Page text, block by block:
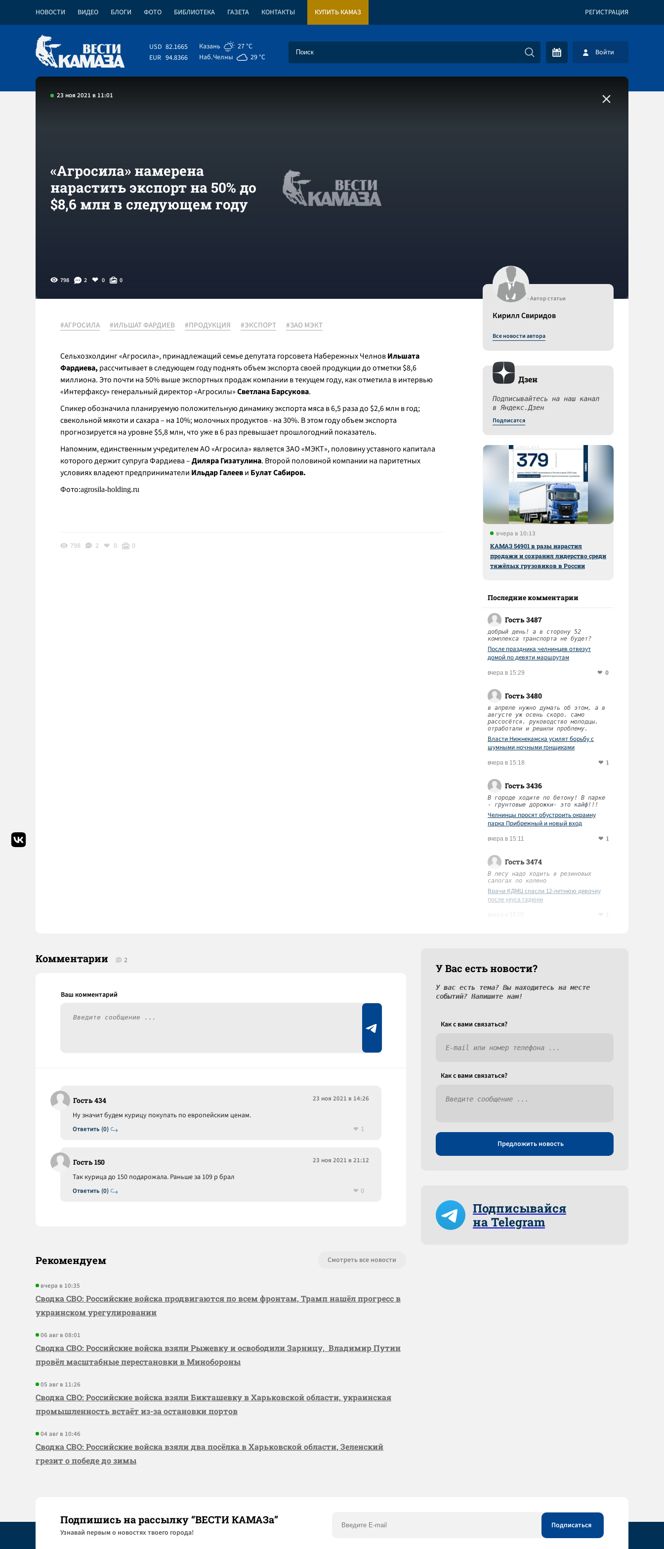
НОВОСТИ ВИДЕО БЛОГИ ФОТО БИБЛИОТЕКА ГАЗЕТА КОНТАКТЫ КУПИТЬ КАМАЗ РЕГИСТРАЦИЯ
USD 82.1665
EUR 94.8366
Казань
27 °C
Наб.Челны
29 °C Войти
23 ноя 2021 в 11:01
«Агросила» намерена
нарастить экспорт на 50% до
$8,6 млн в следующем году
798 2 0 0
#АГРОСИЛА #ИЛЬШАТ ФАРДИЕВ #ПРОДУКЦИЯ #ЭКСПОРТ #ЗАО МЭКТ
Сельхозхолдинг «Агросила», принадлежащий семье депутата горсовета Набережных ЧелновИльшата
Фардиева, рассчитывает в следующем году поднять объем экспорта своей продукции до отметки $8,6
миллиона. Это почти на 50% выше экспортных продаж компании в текущем году, как отметила в интервью
«Интерфаксу» генеральный директор «Агросилы»Светлана Барсукова.
Спикер обозначила планируемую положительную динамику экспорта мяса в 6,5 раза до $2,6 млн в год;
свекольной мякоти и сахара – на 10%; молочных продуктов - на 30%. В этом году объем экспорта
прогнозируется на уровне $5,8 млн, что уже в 6 раз превышает прошлогодний показатель.
Напомним, единственным учредителем АО «Агросила» является ЗАО «МЭКТ», половину уставного капитала
которого держит супруга Фардиева –Диляра Гизатулина. Второй половиной компании на паритетных
условиях владеют предприниматели Ильдар Галееви Булат Сабиров.
Фото:agrosila-holding.ru
798 2 0 0
- Автор статьи
Кирилл Свиридов
Все новости автора
Дзен
Подписывайтесь на наш канал
в Яндекс.Дзен
Подписатся
вчера в 10:13
КАМАЗ 54901 в разы нарастил
продажи и сохранил лидерство среди
тяжёлых грузовиков в России
Последние комментарии
Гость 3487
добрый день! а в сторону 52
комплекса транспорта не будет?
После праздника челнинцев отвезут
домой по девяти маршрутам
вчера в 15:29 0
Гость 3480
в апреле нужно думать об этом, а в
августе уж осень скоро. само
рассосётся. руководство молодцы.
отработали и решили проблему.
Власти Нижнекамска усилят борьбу с
шумными ночными гонщиками
вчера в 15:18 1
Гость 3436
В городе ходите по бетону! В парке
- грунтовые дорожки- это кайф!!!
Челнинцы просят обустроить окраину
парка Прибрежный и новый вход
вчера в 15:11 1
Гость 3474
В лесу надо ходить в резиновых
сапогах по колено
Врачи КДМЦ спасли 12-летнюю девочку
после укуса гадюки
Комментарии 2
Гость 434 23 ноя 2021 в 14:26
Ответить (0)
Ну значит будем курицу покупать по европейским ценам.
1
Гость 150 23 ноя 2021 в 21:12
Ответить (0)
Так курица до 150 подарожала. Раньше за 109 р брал
0
Рекомендуем Смотреть все новости
вчера в 10:35
Сводка СВО: Российские войска продвигаются по всем фронтам, Трамп нашёл прогресс в
украинском урегулировании
06 авг в 08:01
Сводка СВО: Российские войска взяли Рыжевку и освободили Зарницу, Владимир Путин
провёл масштабные перестановки в Минобороны
05 авг в 11:26
Сводка СВО: Российские войска взяли Бикташевку в Харьковской области, украинская
промышленность встаёт из-за остановки портов
04 авг в 10:46
Сводка СВО: Российские войска взяли два посёлка в Харьковской области, Зеленский
грезит о победе до зимы
У Вас есть новости?
У вас есть тема? Вы находитесь на месте
событий? Напишите нам!
Как c вами связаться?
Как c вами связаться?
Предложить новость
Подписывайся
на Telegram
Подпишись на рассылку “ВЕСТИ КАМАЗа”
Узнaвай первым о новостях твоего города!